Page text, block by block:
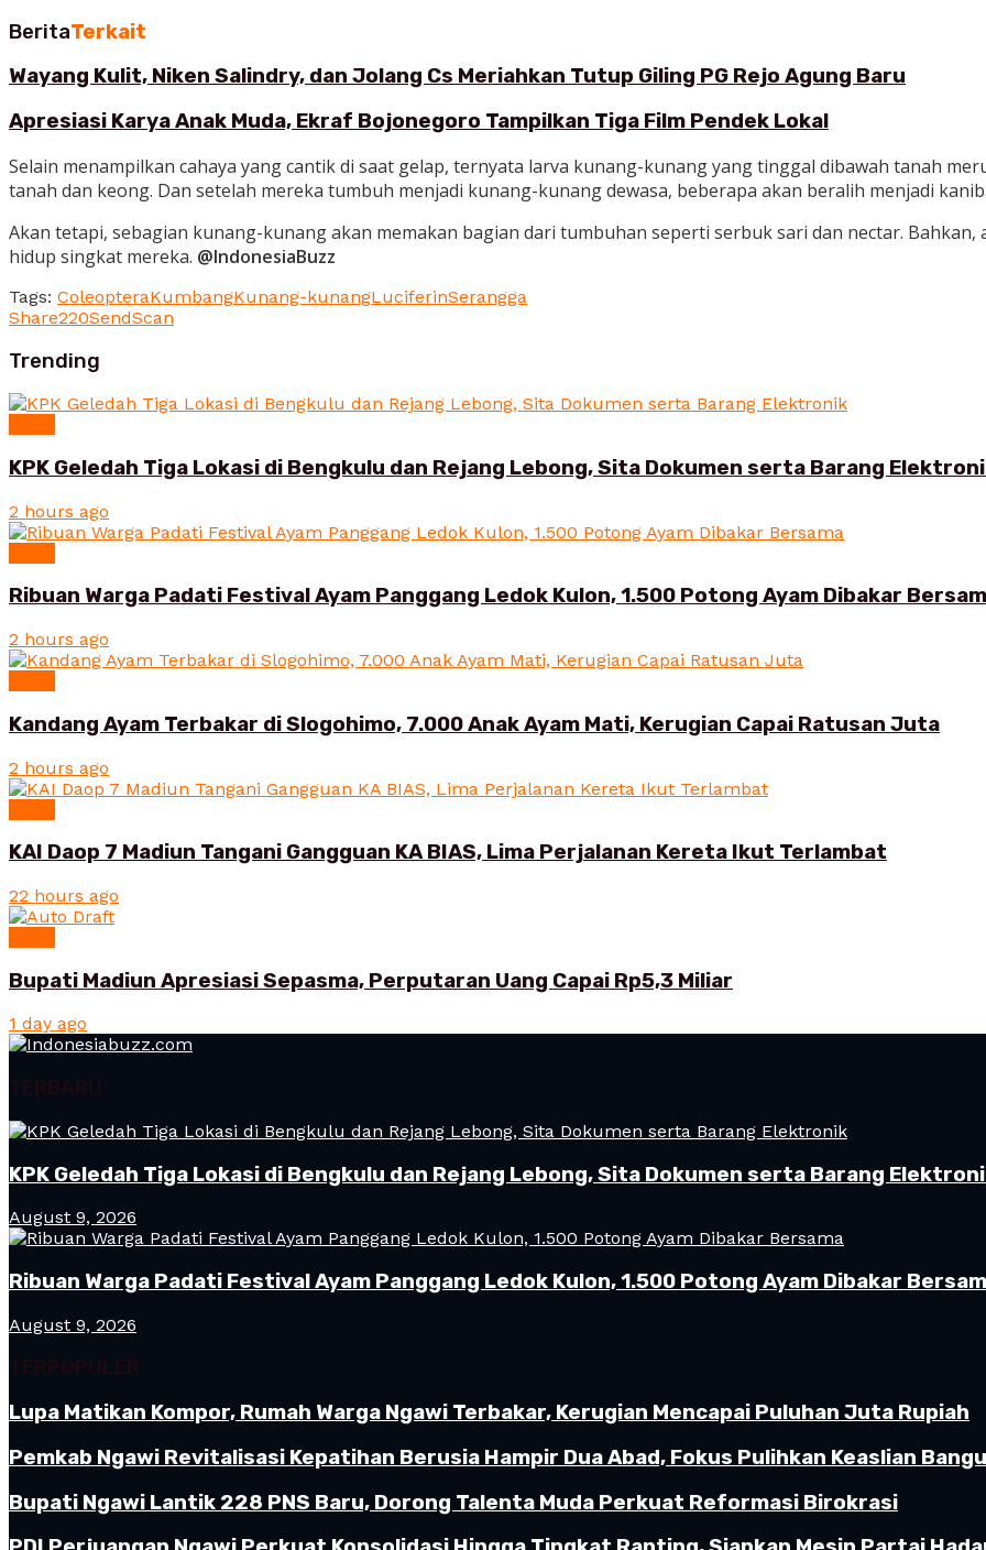
BeritaTerkait
Wayang Kulit, Niken Salindry, dan Jolang Cs Meriahkan Tutup Giling PG Rejo Agung Baru
Apresiasi Karya Anak Muda, Ekraf Bojonegoro Tampilkan Tiga Film Pendek Lokal
Selain menampilkan cahaya yang cantik di saat gelap, ternyata larva kunang-kunang yang tinggal dibawah tanah
tanah dan keong. Dan setelah mereka tumbuh menjadi kunang-kunang dewasa, beberapa akan beralih menjadi
Akan tetapi, sebagian kunang-kunang akan memakan bagian dari tumbuhan seperti serbuk sari dan nectar. Bahkan,
hidup singkat mereka. @IndonesiaBuzz
Tags: ColeopteraKumbangKunang-kunangLuciferinSerangga
Share220SendScan
Trending
KPK Geledah Tiga Lokasi di Bengkulu dan Rejang Lebong, Sita Dokumen serta Barang
2 hours ago
Ribuan Warga Padati Festival Ayam Panggang Ledok Kulon, 1.500 Potong Ayam Dibakar
2 hours ago
Kandang Ayam Terbakar di Slogohimo, 7.000 Anak Ayam Mati, Kerugian Capai Ratusan Juta
2 hours ago
KAI Daop 7 Madiun Tangani Gangguan KA BIAS, Lima Perjalanan Kereta Ikut Terlambat
22 hours ago
Bupati Madiun Apresiasi Sepasma, Perputaran Uang Capai Rp5,3 Miliar
1 day ago
TERBARU
KPK Geledah Tiga Lokasi di Bengkulu dan Rejang Lebong, Sita Dokumen serta Barang
August 9, 2026
Ribuan Warga Padati Festival Ayam Panggang Ledok Kulon, 1.500 Potong Ayam Dibakar
August 9, 2026
TERPOPULER
Lupa Matikan Kompor, Rumah Warga Ngawi Terbakar, Kerugian Mencapai Puluhan Juta Rupiah
Pemkab Ngawi Revitalisasi Kepatihan Berusia Hampir Dua Abad, Fokus Pulihkan Keaslian
Bupati Ngawi Lantik 228 PNS Baru, Dorong Talenta Muda Perkuat Reformasi Birokrasi